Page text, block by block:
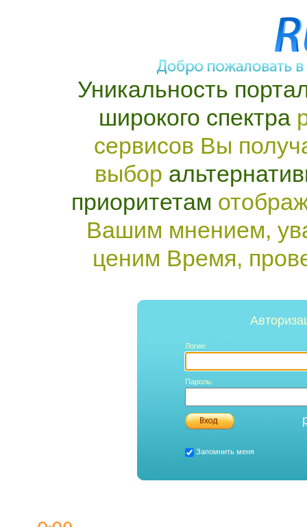
Уникальность
широкого спектра
сервисов Вы
выбор
приоритетам
Вашим мнением,
ценим Время,
Логин:
Пароль:
Запомнить меня